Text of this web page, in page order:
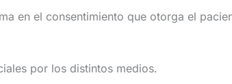
el consentimiento que otorga el
por los distintos medios.